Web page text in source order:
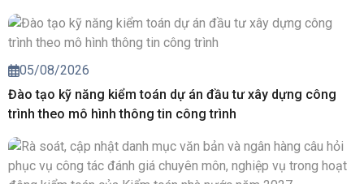
05/08/2026
Đào tạo kỹ năng kiểm toán dự án đầu tư xây dựng công
trình theo mô hình thông tin công trình